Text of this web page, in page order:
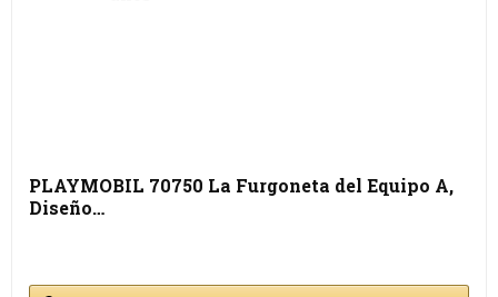
PLAYMOBIL 70750 La Furgoneta del Equipo A,
Diseño…